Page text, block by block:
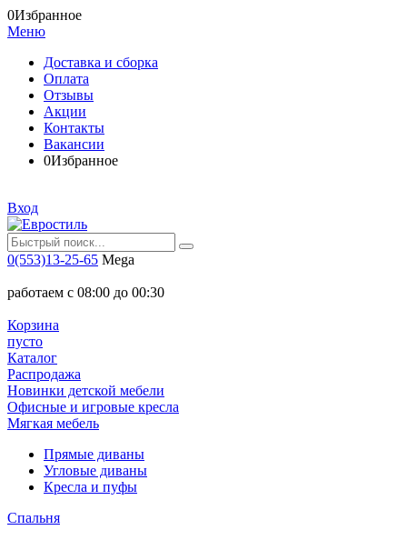
0Избранное
Меню
Доставка и сборка
Оплата
Отзывы
Акции
Контакты
Вакансии
0Избранное
Вход
0(553)13-25-65 Mega
работаем с 08:00 до 00:30
Корзина
пусто
Каталог
Распродажа
Новинки детской мебели
Офисные и игровые кресла
Мягкая мебель
Прямые диваны
Угловые диваны
Кресла и пуфы
Спальня